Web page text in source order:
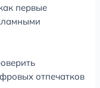
первые
отпечатков